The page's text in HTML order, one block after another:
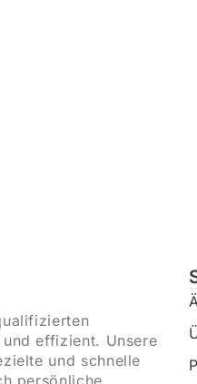
effizient. Unsere
und schnelle
persönliche